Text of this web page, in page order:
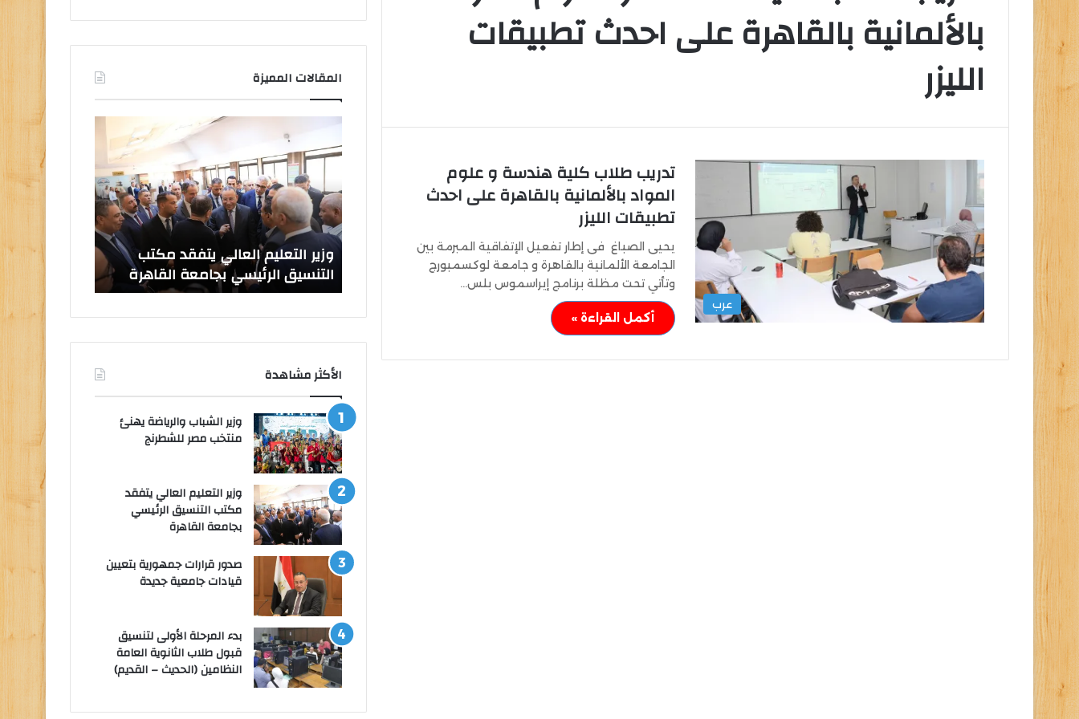
بالألمانية بالقاهرة على احدث تطبيقات
الليزر
عرب
تدريب طلاب كلية هندسة و علوم
المواد بالألمانية بالقاهرة على احدث
تطبيقات الليزر
يحيى الصباغ فى إطار تفعيل الإتفاقية المبرمة بين
الجامعة الألمانية بالقاهرة و جامعة لوكسمبورج
وتأتي تحت مظلة برنامج إيراسموس بلس…
أكمل القراءة »
المقالات المميزة
تكثف
جهودها
للتصدي
للكيانات
الوهمية
التعليم العالي تكثف جهودها للتصدي
للكيانات الوهمية
يهنئ
منتخب
مصر
للشطرنج
وزير الشباب والرياضة يهنئ منتخب
مصر للشطرنج
وزير
العالي
مكتب
التنسيق
الرئيسي
بجامعة
القاهرة
وزير التعليم العالي يتفقد مكتب
التنسيق الرئيسي بجامعة القاهرة
بتعيين
قيادات
جديدة
صدور
جامعية
الأكثر مشاهدة
وزير الشباب والرياضة يهنئ
منتخب مصر للشطرنج
وزير التعليم العالي يتفقد
مكتب التنسيق الرئيسي
بجامعة القاهرة
صدور قرارات جمهورية بتعيين
قيادات جامعية جديدة
بدء المرحلة الأولى لتنسيق
قبول طلاب الثانوية العامة
النظامين (الحديث – القديم)